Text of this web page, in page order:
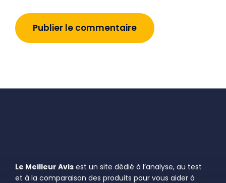
Le Meilleur Avis est un site dédié à l’analyse, au test
et à la comparaison des produits pour vous aider à